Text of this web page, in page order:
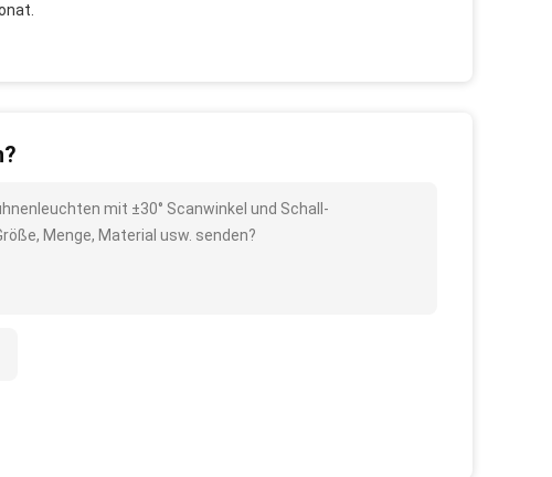
mit ±30° Scanwinkel und Schall-
Menge, Material usw. senden?